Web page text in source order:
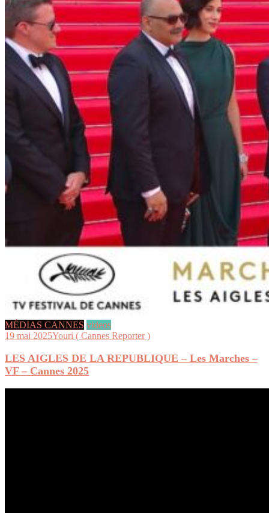
MÉDIAS CANNES videos
19 mai 2025Youri ( Cannes Reporter )
LES AIGLES DE LA REPUBLIQUE – Les Marches –
VF – Cannes 2025